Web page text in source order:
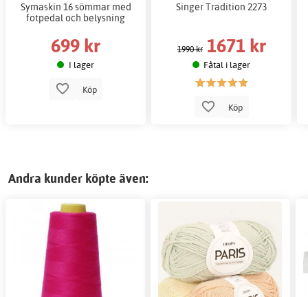
Symaskin 16 sömmar med
fotpedal och belysning
699 kr
I lager
Köp
Singer Tradition 2273
1990 kr 1671 kr
Fåtal i lager
Köp
Andra kunder köpte även: